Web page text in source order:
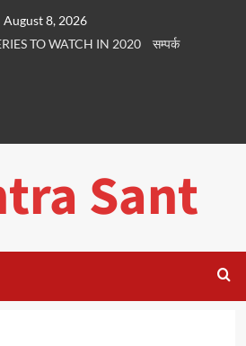
August 8, 2026
TO WATCH IN 2020
सम्पर्क
Sant